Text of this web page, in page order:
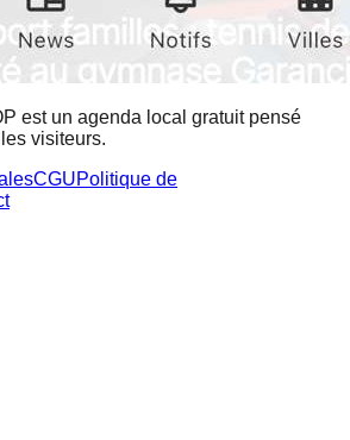
est un agenda local gratuit pensé
visiteurs.
CGUPolitique de